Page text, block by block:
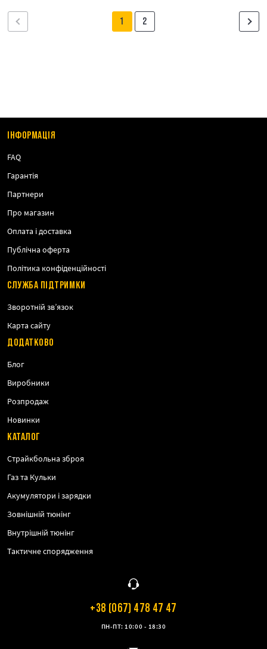
1 2
ІНФОРМАЦІЯ
FAQ
Гарантія
Партнери
Про магазин
Оплата і доставка
Публічна оферта
Політика конфіденційності
СЛУЖБА ПІДТРИМКИ
Зворотній зв’язок
Карта сайту
ДОДАТКОВО
Блог
Виробники
Розпродаж
Новинки
КАТАЛОГ
Страйкбольна зброя
Газ та Кульки
Акумулятори і зарядки
Зовнішній тюнінг
Внутрішній тюнінг
Тактичне спорядження
+38 (067) 478 47 47
ПН-ПТ: 10:00 - 18:30